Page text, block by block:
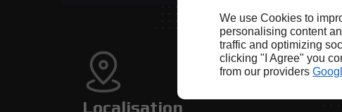
We use Cookies to
personalising content
traffic and optimizing
clicking "I Agree" you
from our providers
Localisation